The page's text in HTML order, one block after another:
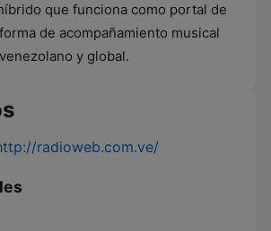
que funciona como portal de
de acompañamiento musical
y global.
radioweb.com.ve/